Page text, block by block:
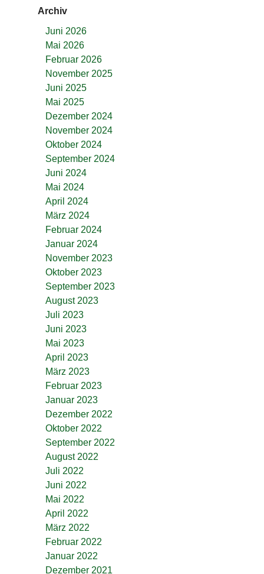
Archiv
Juni 2026
Mai 2026
Februar 2026
November 2025
Juni 2025
Mai 2025
Dezember 2024
November 2024
Oktober 2024
September 2024
Juni 2024
Mai 2024
April 2024
März 2024
Februar 2024
Januar 2024
November 2023
Oktober 2023
September 2023
August 2023
Juli 2023
Juni 2023
Mai 2023
April 2023
März 2023
Februar 2023
Januar 2023
Dezember 2022
Oktober 2022
September 2022
August 2022
Juli 2022
Juni 2022
Mai 2022
April 2022
März 2022
Februar 2022
Januar 2022
Dezember 2021